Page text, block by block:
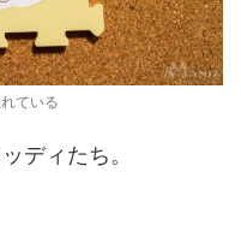
ている
ディたち。